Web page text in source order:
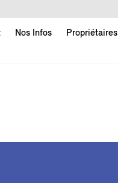
Nos Infos
Propriétaires